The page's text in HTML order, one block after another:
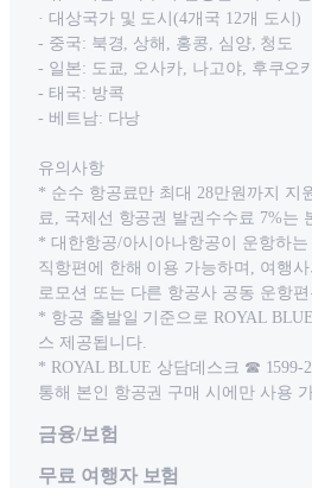
· 대상국가 및 도시(4개국 12개 도시)
- 중국: 북경, 상해, 홍콩, 심양, 청도
- 일본: 도쿄, 오사카, 나고야, 후쿠오
- 태국: 방콕
- 베트남: 다낭
유의사항
* 순수 항공료만 최대 28만원까지 지
료, 국제선 항공권 발권수수료 7%는
* 대한항공/아시아나항공이 운항하
직항편에 한해 이용 가능하며, 여행
로모션 또는 다른 항공사 공동 운항
* 항공 출발일 기준으로 ROYAL
스 제공됩니다.
* ROYAL BLUE 상담데스크 ☎ 1599-
통해 본인 항공권 구매 시에만 사용
금융/보험
무료 여행자 보험